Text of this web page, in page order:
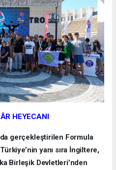
HEYECANI
gerçekleştirilen Formula
yanı sıra İngiltere,
Birleşik Devletleri’nden